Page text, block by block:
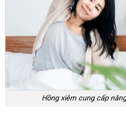
Hồng xiêm cung cấp